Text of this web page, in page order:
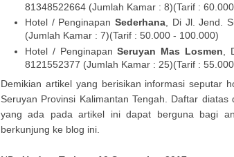
81348522664 (Jumlah Kamar : 8)(Tarif :
Hotel / Penginapan Sederhana , Di Jl. Jend.
(Jumlah Kamar : 7)(Tarif : 50.000 - 100.000)
Hotel / Penginapan Seruyan Mas Losmen ,
8121552377 (Jumlah Kamar : 25)(Tarif :
Demikian artikel yang berisikan informasi seputar
Seruyan Provinsi Kalimantan Tengah. Daftar
yang ada pada artikel ini dapat berguna bagi
berkunjung ke blog ini.